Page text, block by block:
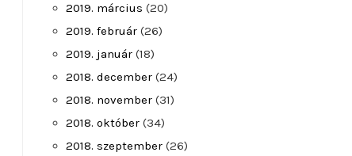
2019. március (20)
2019. február (26)
2019. január (18)
2018. december (24)
2018. november (31)
2018. október (34)
2018. szeptember (26)